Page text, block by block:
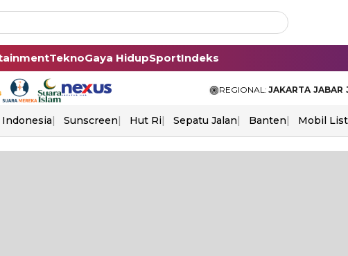
TeknoGaya HidupSportIndeks
REGIONAL: JAKARTA JABAR
Sunscreen Hut Ri Sepatu Jalan Banten Mobil